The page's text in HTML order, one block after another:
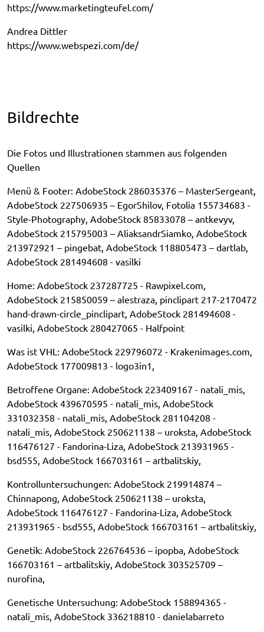
https://www.marketingteufel.com/
Andrea Dittler
https://www.webspezi.com/de/
Bildrechte
Die Fotos und Illustrationen stammen aus folgenden
Quellen
Menü & Footer: AdobeStock 286035376 – MasterSergeant,
AdobeStock 227506935 – EgorShilov, Fotolia 155734683 -
Style-Photography, AdobeStock 85833078 – antkevyv,
AdobeStock 215795003 – AliaksandrSiamko, AdobeStock
213972921 – pingebat, AdobeStock 118805473 – dartlab,
AdobeStock 281494608 - vasilki
Home: AdobeStock 237287725 - Rawpixel.com,
AdobeStock 215850059 – alestraza, pinclipart 217-2170472
hand-drawn-circle_pinclipart, AdobeStock 281494608 -
vasilki, AdobeStock 280427065 - Halfpoint
Was ist VHL: AdobeStock 229796072 - Krakenimages.com,
AdobeStock 177009813 - logo3in1,
Betroffene Organe: AdobeStock 223409167 - natali_mis,
AdobeStock 439670595 - natali_mis, AdobeStock
331032358 - natali_mis, AdobeStock 281104208 -
natali_mis, AdobeStock 250621138 – uroksta, AdobeStock
116476127 - Fandorina-Liza, AdobeStock 213931965 -
bsd555, AdobeStock 166703161 – artbalitskiy,
Kontrolluntersuchungen: AdobeStock 219914874 –
Chinnapong, AdobeStock 250621138 – uroksta,
AdobeStock 116476127 - Fandorina-Liza, AdobeStock
213931965 - bsd555, AdobeStock 166703161 – artbalitskiy,
Genetik: AdobeStock 226764536 – ipopba, AdobeStock
166703161 – artbalitskiy, AdobeStock 303525709 –
nurofina,
Genetische Untersuchung: AdobeStock 158894365 -
natali_mis, AdobeStock 336218810 - danielabarreto